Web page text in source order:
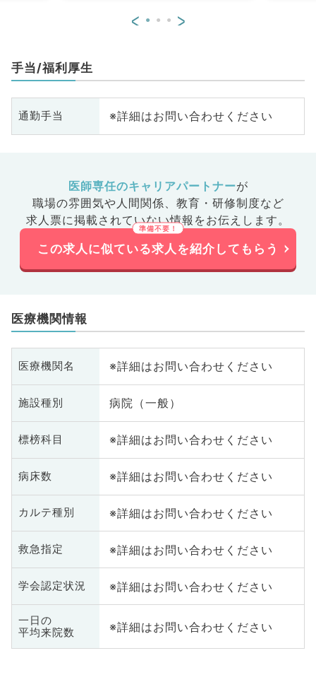
< >
手当/福利厚生
通勤手当 ※詳細はお問い合わせください
医師専任のキャリアパートナーが
職場の雰囲気や人間関係、 教育・研修制度など
求人票に掲載されていない情報をお伝えします。
この求人に似ている求人を紹介してもらう
医療機関情報
医療機関名 ※詳細はお問い合わせください
施設種別 病院（一般）
標榜科目 ※詳細はお問い合わせください
病床数 ※詳細はお問い合わせください
カルテ種別 ※詳細はお問い合わせください
救急指定 ※詳細はお問い合わせください
学会認定状況 ※詳細はお問い合わせください
一日の
平均来院数
※詳細はお問い合わせください